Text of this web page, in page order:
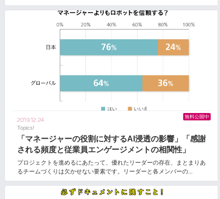
2019.12.24
Topics!
「マネージャーの役割に対するAI浸透の影響」「感謝
される頻度と従業員エンゲージメントの相関性」
プロジェクトを進めるにあたって、優れたリーダーの存在、まとまりあ
るチームづくりは欠かせない要素です。リーダーと各メンバーの...
無料公開中